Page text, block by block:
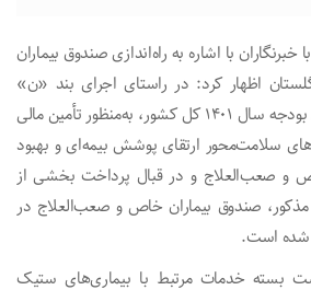
با اشاره به راه‌اندازی صندوق بیماران
اظهار کرد: در راستای اجرای بند «ن»
تبصره ۱۷ ماده واحده قانون بودجه سال ۱۴۰۱ کل کشور، به‌منظور تأمین مالی
سلامت‌محور ارتقای پوشش بیمه‌ای و بهبود
و صعب‌العلاج و در قبال پرداخت بخشی از
صندوق بیماران خاص و صعب‌العلاج در
شده است.
بسته خدمات مرتبط با بیماری‌های ستیک